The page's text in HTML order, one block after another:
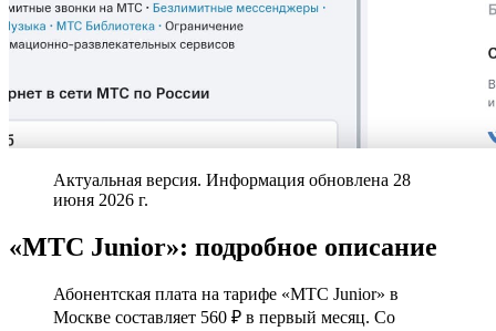
Актуальная версия. Информация обновлена 28
июня 2026 г.
«МТС Junior»: подробное описание
Абонентская плата на тарифе «МТС Junior» в
Москве составляет 560 ₽ в первый месяц. Со